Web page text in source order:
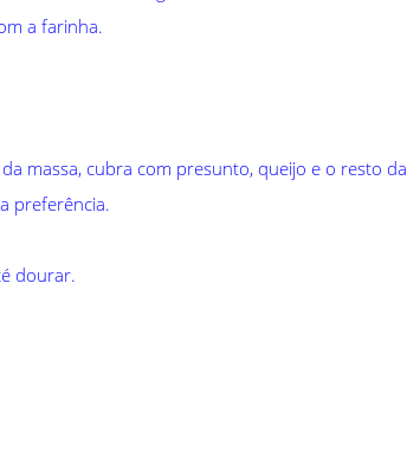
a farinha.
massa, cubra com presunto, queijo e o resto da
preferência.
dourar.